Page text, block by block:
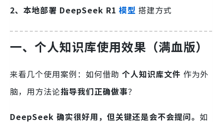
2、本地部署 DeepSeek R1 模型 搭建方式
一、个人知识库使用效果（满血版）
来看几个使用案例：如何借助 个人知识库文件 作为外
脑，用方法论指导我们正确做事？
DeepSeek 确实很好用，但关键还是会不会提问。 如